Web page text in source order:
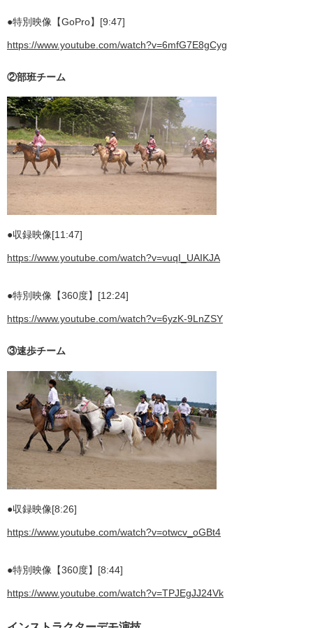
●特別映像【GoPro】[9:47]
https://www.youtube.com/watch?v=6mfG7E8gCyg
②部班チーム
●収録映像[11:47]
https://www.youtube.com/watch?v=vuqI_UAIKJA
●特別映像【360度】[12:24]
https://www.youtube.com/watch?v=6yzK-9LnZSY
③速歩チーム
●収録映像[8:26]
https://www.youtube.com/watch?v=otwcv_oGBt4
●特別映像【360度】[8:44]
https://www.youtube.com/watch?v=TPJEgJJ24Vk